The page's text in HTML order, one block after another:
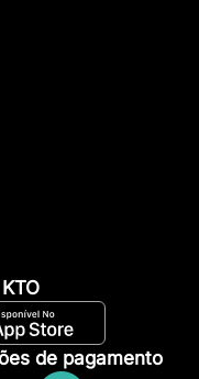
de pagamento